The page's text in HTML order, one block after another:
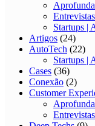
Startups |
Artigos (24)
AutoTech (22)
Startups |
Cases (36)
Conexão (2)
Customer